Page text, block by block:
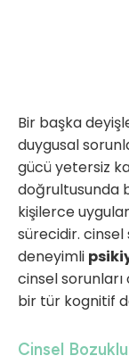
Bir başka
duygusal
gücü yetersiz
doğrultusunda
kişilerce
sürecidir.
deneyimli
cinsel
bir tür kognitif
Cinsel